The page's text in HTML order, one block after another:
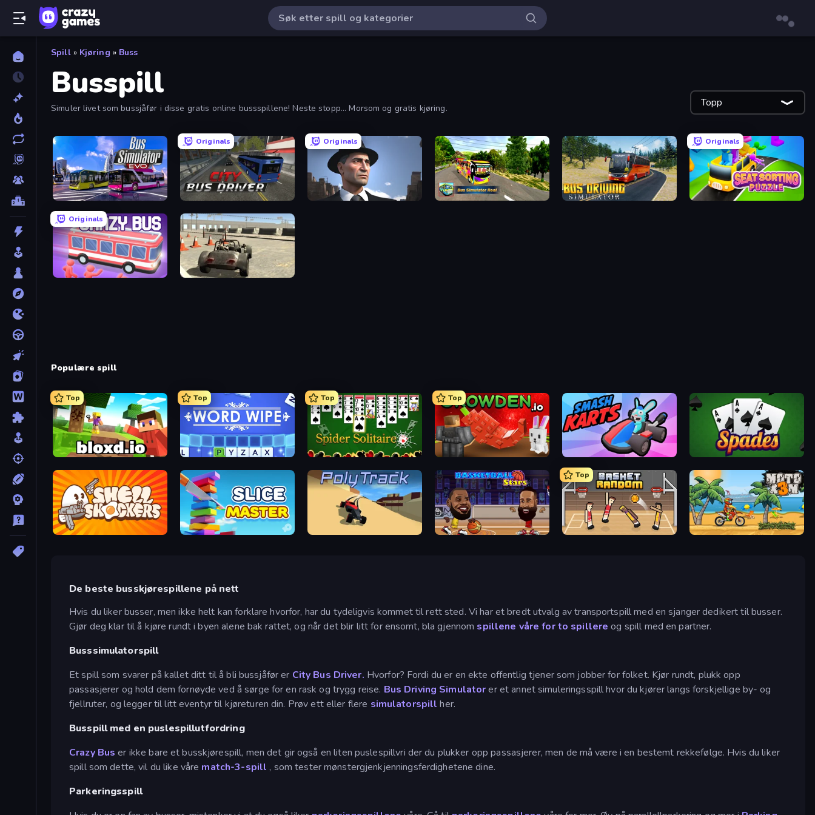
Spill » Kjøring » Buss
Busspill
Simuler livet som bussjåfør i disse gratis online bussspillene! Neste stopp... Morsom og gratis kjøring. Topp
Bus Simulator: EVO
Originals
City Bus Driver
Originals
Downtown 1930s Mafia Bus Simulator Real Bus Driving Simulator
Originals
Seat Sorting Puzzle
Originals
Crazy Bus Free Rally
Populære spill
Top
Bloxd.io
Top
Word Wipe
Top
Spider Solitaire
Top
Grow A Garden | Growden.io Smash Karts Spades
Shell Shockers Slice Master Basketball Stars
Top
Basket Random Moto X3M
De beste busskjørespillene på nett
Hvis du liker busser, men ikke helt kan forklare hvorfor, har du tydeligvis kommet til rett sted. Vi har et bredt utvalg av transportspill med en sjanger dedikert til busser.
Gjør deg klar til å kjøre rundt i byen alene bak rattet, og når det blir litt for ensomt, bla gjennom spillene våre for to spillere og spill med en partner.
Busssimulatorspill
Et spill som svarer på kallet ditt til å bli bussjåfør er City Bus Driver. Hvorfor? Fordi du er en ekte offentlig tjener som jobber for folket. Kjør rundt, plukk opp
passasjerer og hold dem fornøyde ved å sørge for en rask og trygg reise. Bus Driving Simulatorer et annet simuleringsspill hvor du kjører langs forskjellige by- og
fjellruter, og legger til litt eventyr til kjøreturen din. Prøv ett eller flere simulatorspill her.
Busspill med en puslespillutfordring
Crazy Bus er ikke bare et busskjørespill, men det gir også en liten puslespillvri der du plukker opp passasjerer, men de må være i en bestemt rekkefølge. Hvis du liker
spill som dette, vil du like våre match-3-spill , som tester mønstergjenkjenningsferdighetene dine.
Parkeringsspill